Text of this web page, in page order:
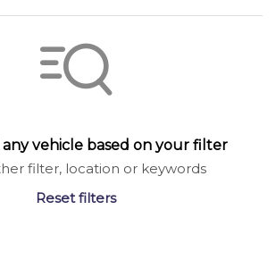
vehicle based on your filter
filter, location or keywords
Reset filters